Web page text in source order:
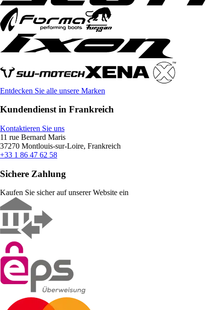
Entdecken Sie alle unsere Marken
Kundendienst in Frankreich
Kontaktieren Sie uns
11 rue Bernard Maris
37270 Montlouis-sur-Loire, Frankreich
+33 1 86 47 62 58
Sichere Zahlung
Kaufen Sie sicher auf unserer Website ein